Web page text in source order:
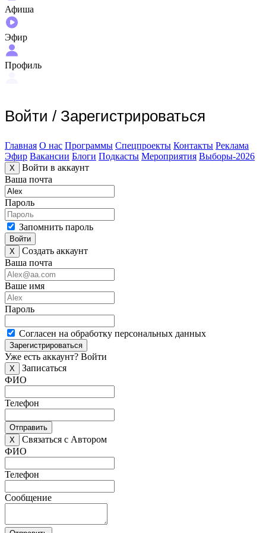
Афиша
Эфир
Профиль
Войти / Зарегистрироваться
Главная О нас Программы Спецпроекты Контакты Реклама
Эфир Вакансии Блоги Подкасты Мероприятия Выборы-2026
X
Войти в аккаунт
Ваша почта
Пароль
Запомнить пароль
Войти
X
Создать аккаунт
Ваша почта
Ваше имя
Пароль
Согласен на обработку персональных данных
Зарегистрироваться
Уже есть аккаунт? Войти
X
Записаться
ФИО
Телефон
Отправить
X
Связаться с Автором
ФИО
Телефон
Сообщение